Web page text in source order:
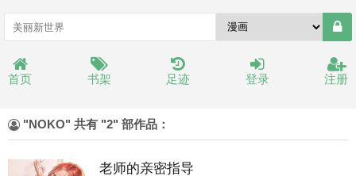
首页 书架 足迹 登录 注册
"NOKO" 共有 "2" 部作品：
老师的亲密指导